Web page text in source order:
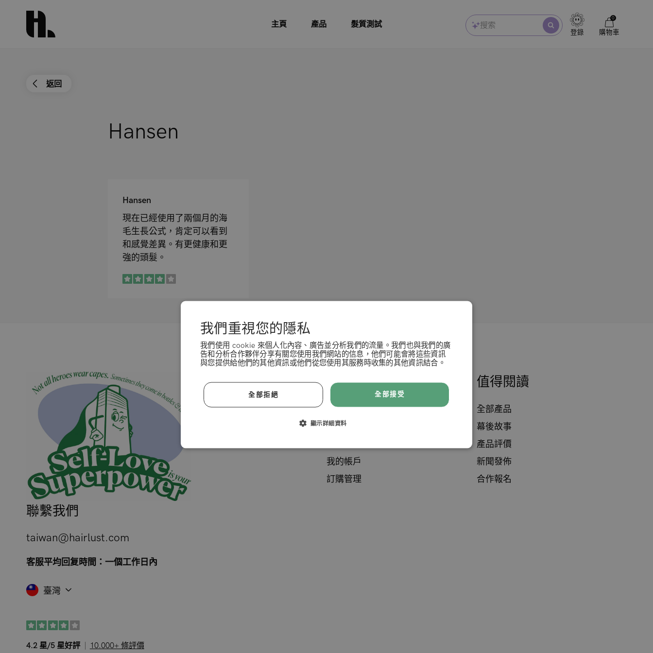
主頁 產品 髮質測試 搜索
登錄
0
購物車
返回
Hansen
Hansen
現在已經使用了兩個月的海
毛生長公式，肯定可以看到
和感覺差異。有更健康和更​​
強的頭髮。
條款 & 條例
聯繫我們
taiwan@hairlust.com
客服平均回复時間：一個工作日內
臺灣
4.2 星/5 星好評 10.000+ 條評價
客戶服務
常見問答 (FAQ)
產品寄送
我的帳戶
訂購管理
值得閱讀
全部產品
幕後故事
產品評價
新聞發佈
合作報名
我們重視您的隱私
我們使用 cookie 來個人化內容、廣告並分析我們的流量。我們也與我們的廣
告和分析合作夥伴分享有關您使用我們網站的信息，他們可能會將這些資訊
與您提供給他們的其他資訊或他們從您使用其服務時收集的其他資訊結合。
全部接受
全部拒絕
顯示詳細資料